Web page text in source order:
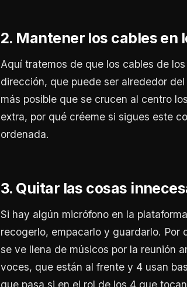
2. Mantener los cables en
Aquí tratemos de que los cables de
dirección, que puede ser alrededor
más posible que se crucen al centro
extra, por qué créeme si sigues este
ordenada.
3. Quitar las cosas
Si hay algún micrófono en la
recogerlo, empacarlo y guardarlo. Por
se ve llena de músicos por la reunión
voces, que están al frente y 4 usan
que pasa si en el rol de los 4 que